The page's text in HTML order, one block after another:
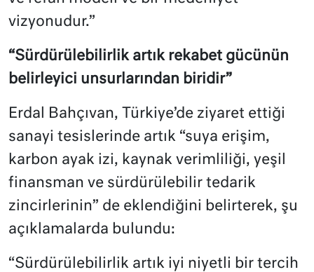
vizyonudur.”
“Sürdürülebilirlik artık rekabet gücünün
belirleyici unsurlarından biridir”
Erdal Bahçıvan, Türkiye’de ziyaret ettiği
sanayi tesislerinde artık “suya erişim,
karbon ayak izi, kaynak verimliliği, yeşil
finansman ve sürdürülebilir tedarik
zincirlerinin” de eklendiğini belirterek, şu
açıklamalarda bulundu:
“Sürdürülebilirlik artık iyi niyetli bir tercih